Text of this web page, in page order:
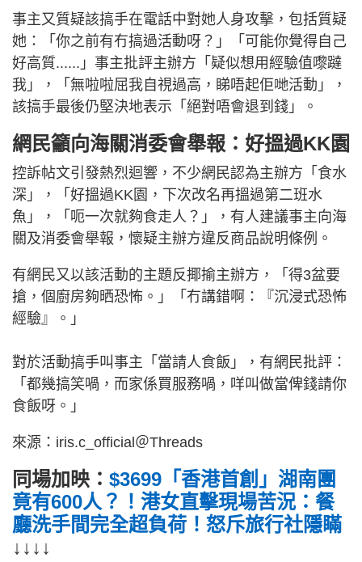
事主又質疑該搞手在電話中對她人身攻擊，包括質疑
她：「你之前有冇搞過活動呀？」「可能你覺得自己
好高質......」事主批評主辦方「疑似想用經驗值嚟躂
我」，「無啦啦屈我自視過高，睇唔起佢哋活動」，
該搞手最後仍堅決地表示「絕對唔會退到錢」。
網民籲向海關消委會舉報：好搵過KK園
控訴帖文引發熱烈迴響，不少網民認為主辦方「食水
深」，「好搵過KK園，下次改名再搵過第二班水
魚」，「呃一次就夠食走人？」，有人建議事主向海
關及消委會舉報，懷疑主辦方違反商品說明條例。
有網民又以該活動的主題反揶揄主辦方，「得3盆要
搶，個廚房夠晒恐怖。」「冇講錯啊：『沉浸式恐怖
經驗』。」
對於活動搞手叫事主「當請人食飯」，有網民批評：
「都幾搞笑喎，而家係買服務喎，咩叫做當俾錢請你
食飯呀。」
來源：iris.c_official＠Threads
同場加映： $3699「香港首創」湖南團
竟有600人？！港女直擊現場苦況：餐
廳洗手間完全超負荷！怒斥旅行社隱瞞
↓↓↓↓